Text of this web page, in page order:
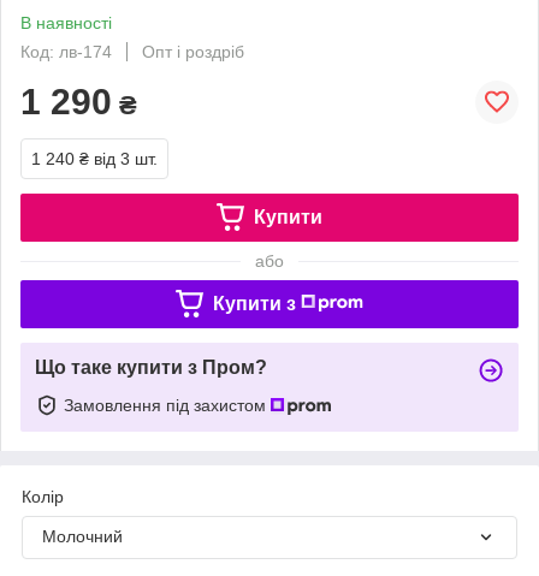
В наявності
Код: лв-174
Опт і роздріб
1 290 ₴
1 240 ₴ від 3 шт.
Купити
або
Купити з
Що таке купити з Пром?
Замовлення під захистом
Колір
Молочний